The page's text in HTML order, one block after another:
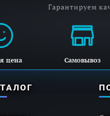
Добавьте
Гарантируем
цена Самовывоз